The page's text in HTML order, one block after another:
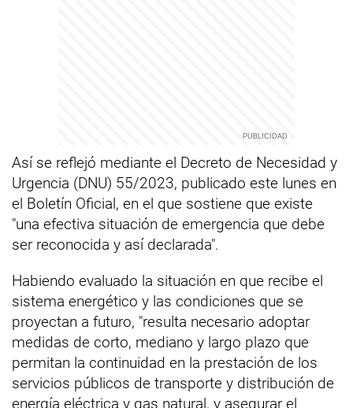
Así se reflejó mediante el Decreto de Necesidad y
Urgencia (DNU) 55/2023, publicado este lunes en
el Boletín Oficial, en el que sostiene que existe
"una efectiva situación de emergencia que debe
ser reconocida y así declarada".
Habiendo evaluado la situación en que recibe el
sistema energético y las condiciones que se
proyectan a futuro, "resulta necesario adoptar
medidas de corto, mediano y largo plazo que
permitan la continuidad en la prestación de los
servicios públicos de transporte y distribución de
energía eléctrica y gas natural, y asegurar el